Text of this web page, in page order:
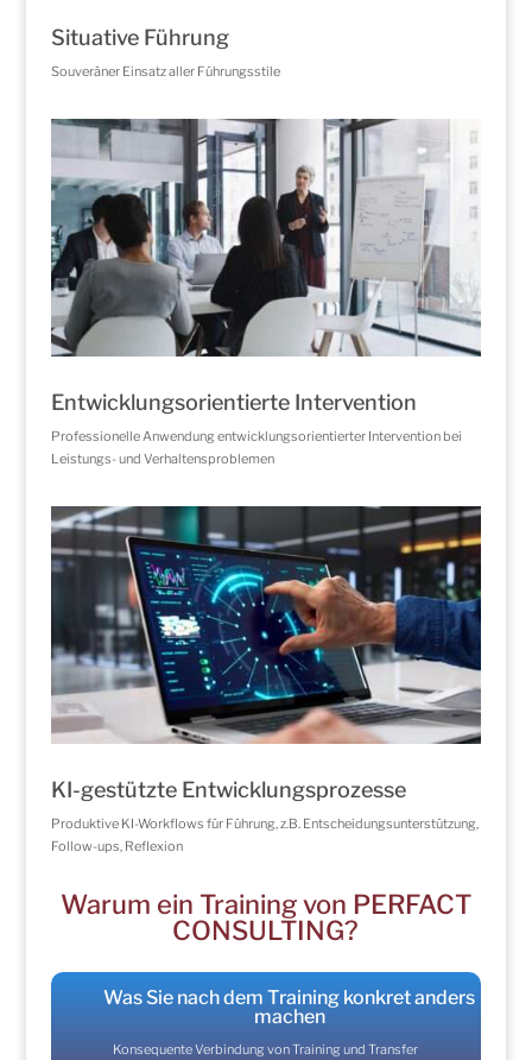
Situative Führung
Souveräner Einsatz aller Führungsstile
Entwicklungsorientierte Intervention
Professionelle Anwendung entwicklungsorientierter Intervention bei
Leistungs- und Verhaltensproblemen
KI-gestützte Entwicklungsprozesse
Produktive KI-Workflows für Führung, z.B. Entscheidungsunterstützung,
Follow-ups, Reflexion
Warum ein Training von PERFACT
CONSULTING?
Was Sie nach dem Training konkret anders
machen
Konsequente Verbindung von Training und Transfer